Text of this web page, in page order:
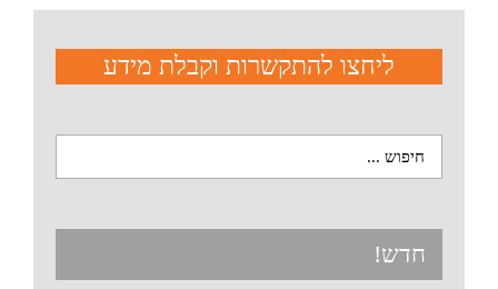
ליחצו להתקשרות וקבלת מידע
חדש!